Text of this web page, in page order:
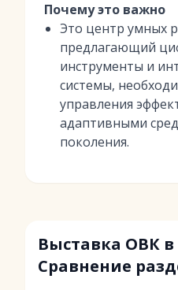
Почему это важно
Это центр умных
предлагающий
инструменты и
системы,
управления
адаптивными
поколения.
Выставка ОВК в
Сравнение